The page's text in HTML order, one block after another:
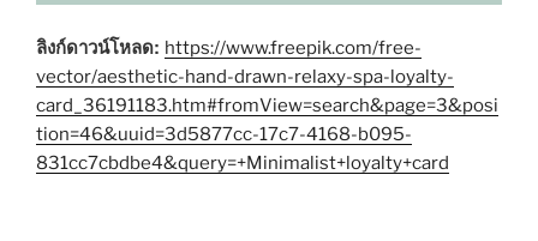
ลิงก์ดาวน์โหลด: https://www.freepik.com/free-
vector/aesthetic-hand-drawn-relaxy-spa-loyalty-
card_36191183.htm#fromView=search&page=3&posi
tion=46&uuid=3d5877cc-17c7-4168-b095-
831cc7cbdbe4&query=+Minimalist+loyalty+card